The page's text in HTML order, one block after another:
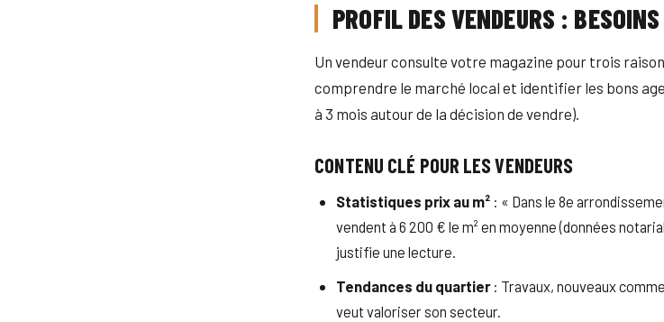
PROFIL DES VENDEURS :
Un vendeur consulte votre magazine pour trois
comprendre le marché local et identifier les bons
à 3 mois autour de la décision de vendre).
CONTENU CLÉ POUR LES VENDEURS
Statistiques prix au m² : « Dans le 8e
vendent à 6 200 € le m² en moyenne (données
justifie une lecture.
Tendances du quartier: Travaux, nouveaux
veut valoriser son secteur.